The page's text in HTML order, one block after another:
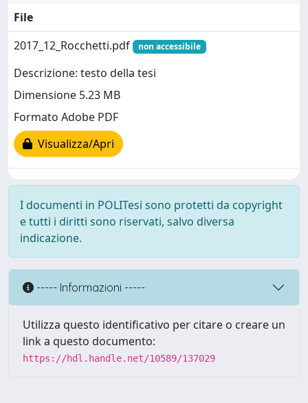
File
2017_12_Rocchetti.pdf
non accessibile
Descrizione: testo della tesi
Dimensione 5.23 MB
Formato Adobe PDF
Visualizza/Apri
I documenti in POLITesi sono protetti da copyright
e tutti i diritti sono riservati, salvo diversa
indicazione.
----- Informazioni -----
Utilizza questo identificativo per citare o creare un
link a questo documento:
https://hdl.handle.net/10589/137029